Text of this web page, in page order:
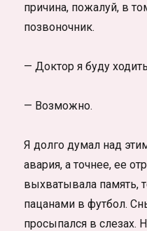
причина, пожалуй, в
позвоночник.
— Доктор я буду
— Возможно.
Я долго думал над
авария, а точнее, ее
выхватывала память,
пацанами в футбол.
просыпался в слезах.